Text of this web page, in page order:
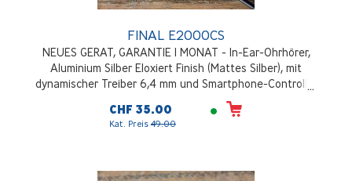
FINAL E2000CS
NEUES GERAT, GARANTIE 1 MONAT - In-Ear-Ohrhörer,
Aluminium Silber Eloxiert Finish (Mattes Silber), mit
dynamischer Treiber 6,4 mm und Smartphone-Controller
CHF 35.00
Kat. Preis49.00